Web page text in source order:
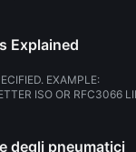
Explained
EXAMPLE:
ISO OR RFC3066
degli pneumatici